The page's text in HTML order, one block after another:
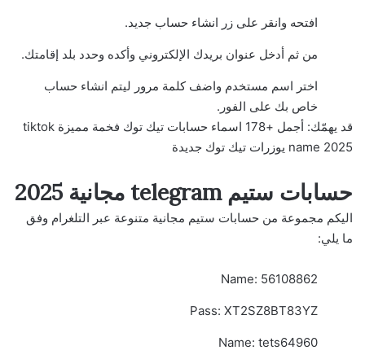
افتحه وانقر على زر انشاء حساب جديد.
من ثم أدخل عنوان بريدك الإلكتروني وأكده وحدد بلد إقامتك.
اختر اسم مستخدم واضف كلمة مرور ليتم انشاء حساب
خاص بك على الفور.
قد يهمّك:
أجمل +178 اسماء حسابات تيك توك فخمة مميزة tiktok
name 2025 يوزرات تيك توك جديدة
حسابات ستيم telegram مجانية 2025
اليكم مجموعة من حسابات ستيم مجانية متنوعة عبر التلغرام وفق
ما يلي:
Name: 56108862
Pass: XT2SZ8BT83YZ
Name: tets64960